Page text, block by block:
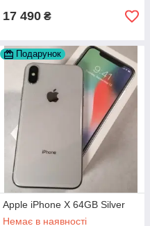
17 490 ₴
Подарунок
Apple iPhone X 64GB Silver
Немає в наявності